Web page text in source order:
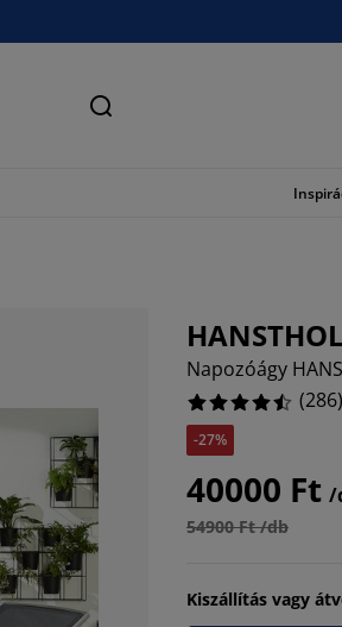
Keresés
Napozóágy
(286)
-27%
40000 Ft /
54900 Ft /db
Kiszállítás vagy
70.97902097902097%
17.832167832167833%
4.895104895104895%
2.4475524475524475%